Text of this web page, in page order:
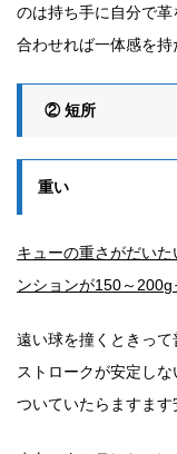
のは持ち手に自分で
合わせれば一体感を持
② 短所
重い
キューの重さがだい
ンションが150～200g
遠い球を撞くときっ
ストロークが安定し
ついていたらますます